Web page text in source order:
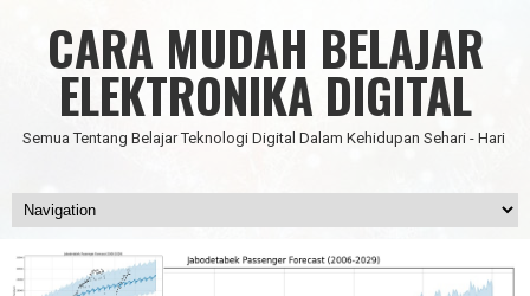
CARA MUDAH BELAJAR
ELEKTRONIKA DIGITAL
Semua Tentang Belajar Teknologi Digital Dalam Kehidupan Sehari - Hari